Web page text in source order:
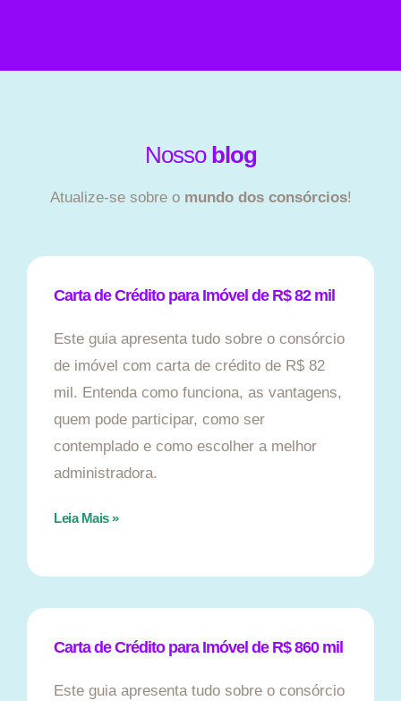
Nosso blog
Atualize-se sobre o mundo dos consórcios!
Carta de Crédito para Imóvel de R$ 82 mil
Este guia apresenta tudo sobre o consórcio
de imóvel com carta de crédito de R$ 82
mil. Entenda como funciona, as vantagens,
quem pode participar, como ser
contemplado e como escolher a melhor
administradora.
Leia Mais »
Carta de Crédito para Imóvel de R$ 860 mil
Este guia apresenta tudo sobre o consórcio